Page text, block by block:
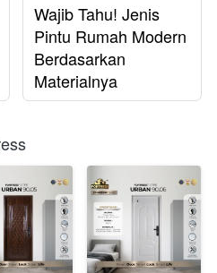
Wajib Tahu! Jenis
Pintu Rumah Modern
Berdasarkan
Materialnya